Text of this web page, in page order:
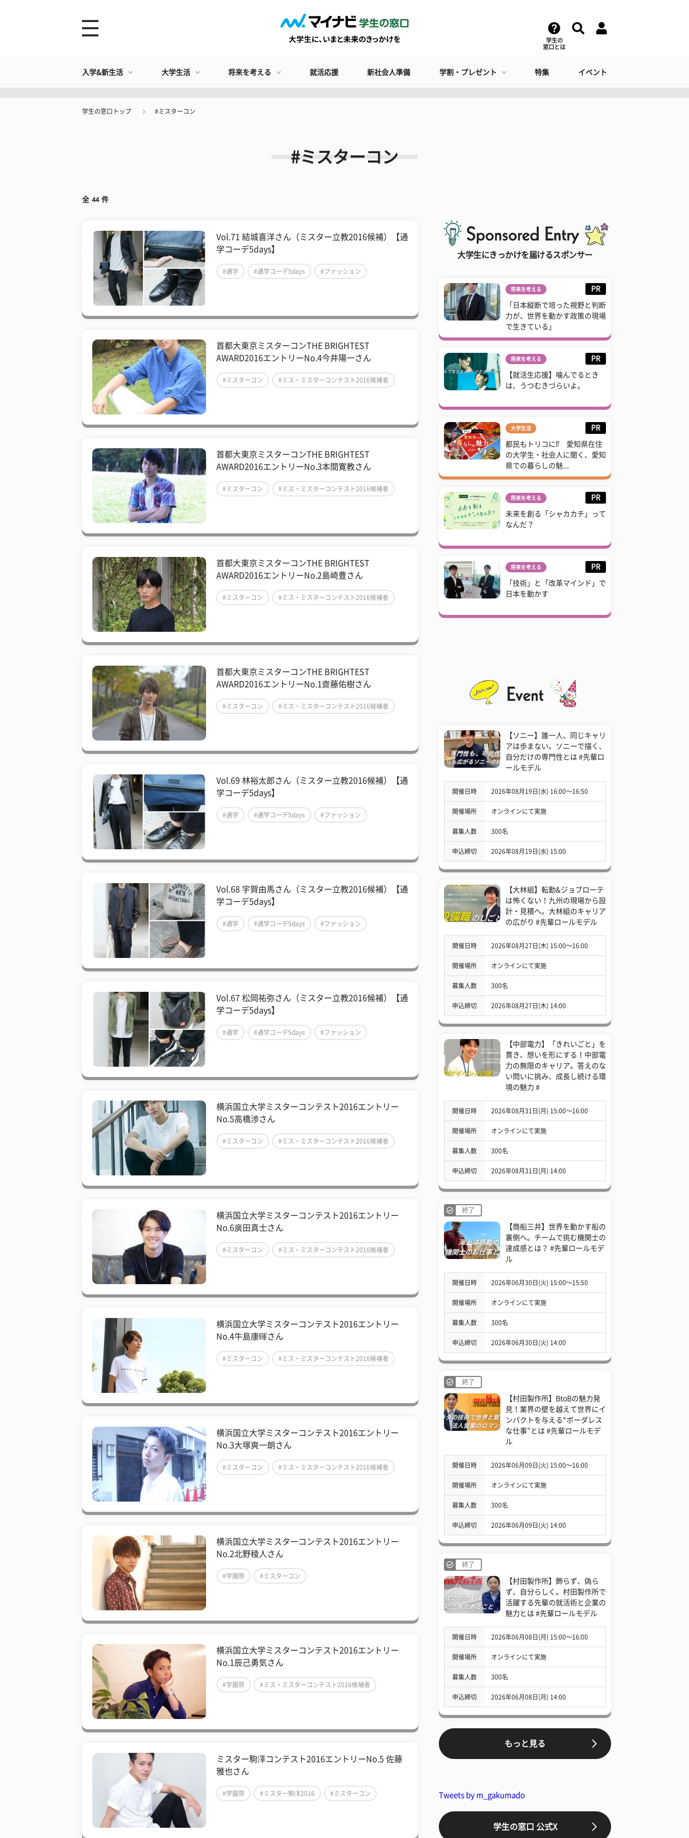
学生の
窓口とは
入学&新生活 大学生活 将来を考える 就活応援 新社会人準備 学割・プレゼント 特集 イベント
学生の窓口トップ #ミスターコン
#ミスターコン
全 44 件
Vol.71 結城喜洋さん（ミスター立教2016候補）【通
学コーデ5days】
#通学 #通学コーデ5days #ファッション
首都大東京ミスターコンTHE BRIGHTEST
AWARD2016エントリーNo.4今井陽一さん
#ミスターコン #ミス・ミスターコンテスト2016候補者
首都大東京ミスターコンTHE BRIGHTEST
AWARD2016エントリーNo.3本間寛教さん
#ミスターコン #ミス・ミスターコンテスト2016候補者
首都大東京ミスターコンTHE BRIGHTEST
AWARD2016エントリーNo.2島崎豊さん
#ミスターコン #ミス・ミスターコンテスト2016候補者
首都大東京ミスターコンTHE BRIGHTEST
AWARD2016エントリーNo.1齋藤佑樹さん
#ミスターコン #ミス・ミスターコンテスト2016候補者
Vol.69 林裕太郎さん（ミスター立教2016候補）【通
学コーデ5days】
#通学 #通学コーデ5days #ファッション
Vol.68 宇賀由馬さん（ミスター立教2016候補）【通
学コーデ5days】
#通学 #通学コーデ5days #ファッション
Vol.67 松岡祐弥さん（ミスター立教2016候補）【通
学コーデ5days】
#通学 #通学コーデ5days #ファッション
横浜国立大学ミスターコンテスト2016エントリー
No.5高橋渉さん
#ミスターコン #ミス・ミスターコンテスト2016候補者
横浜国立大学ミスターコンテスト2016エントリー
No.6廣田真士さん
#ミスターコン #ミス・ミスターコンテスト2016候補者
横浜国立大学ミスターコンテスト2016エントリー
No.4牛島康暉さん
#ミスターコン #ミス・ミスターコンテスト2016候補者
横浜国立大学ミスターコンテスト2016エントリー
No.3大塚爽一朗さん
#ミスターコン #ミス・ミスターコンテスト2016候補者
横浜国立大学ミスターコンテスト2016エントリー
No.2北野稜人さん
#学園祭 #ミスターコン
横浜国立大学ミスターコンテスト2016エントリー
No.1辰己勇気さん
#学園祭 #ミス・ミスターコンテスト2016候補者
ミスター駒澤コンテスト2016エントリーNo.5 佐藤
雅也さん
#学園祭 #ミスター駒澤2016 #ミスターコン
大学生にきっかけを届けるスポンサー
将来を考える PR
「日本縦断で培った視野と判断
力が、世界を動かす政策の現場
で生きている」
将来を考える PR
【就活生応援】噛んでるとき
は、うつむきづらいよ。
大学生活 PR
都民もトリコに⁉ 愛知県在住
の大学生・社会人に聞く、愛知
県での暮らしの魅...
将来を考える PR
未来を創る「シャカカチ」って
なんだ？
将来を考える PR
「技術」と「改革マインド」で
日本を動かす
【ソニー】誰一人、同じキャリ
アは歩まない。ソニーで描く、
自分だけの専門性とは #先輩ロ
ールモデル
開催日時 2026年08月19日(水) 16:00〜16:50
開催場所 オンラインにて実施
募集人数 300名
申込締切 2026年08月19日(水) 15:00
【大林組】転勤&ジョブローテ
は怖くない！九州の現場から設
計・見積へ。大林組のキャリア
の広がり #先輩ロールモデル
開催日時 2026年08月27日(木) 15:00〜16:00
開催場所 オンラインにて実施
募集人数 300名
申込締切 2026年08月27日(木) 14:00
【中部電力】「きれいごと」を
貫き、想いを形にする！中部電
力の無限のキャリア。答えのな
い問いに挑み、成長し続ける環
境の魅力 #
開催日時 2026年08月31日(月) 15:00〜16:00
開催場所 オンラインにて実施
募集人数 300名
申込締切 2026年08月31日(月) 14:00
終了
【商船三井】世界を動かす船の
裏側へ。チームで挑む機関士の
達成感とは？ #先輩ロールモデ
ル
開催日時 2026年06月30日(火) 15:00〜15:50
開催場所 オンラインにて実施
募集人数 300名
申込締切 2026年06月30日(火) 14:00
終了
【村田製作所】BtoBの魅力発
見！業界の壁を越えて世界にイ
ンパクトを与える“ボーダレス
な仕事”とは #先輩ロールモデ
ル
開催日時 2026年06月09日(火) 15:00〜16:00
開催場所 オンラインにて実施
募集人数 300名
申込締切 2026年06月09日(火) 14:00
終了
【村田製作所】飾らず、偽ら
ず、自分らしく。村田製作所で
活躍する先輩の就活術と企業の
魅力とは #先輩ロールモデル
開催日時 2026年06月08日(月) 15:00〜16:00
開催場所 オンラインにて実施
募集人数 300名
申込締切 2026年06月08日(月) 14:00
もっと見る
Tweets by m_gakumado
学生の窓口 公式X